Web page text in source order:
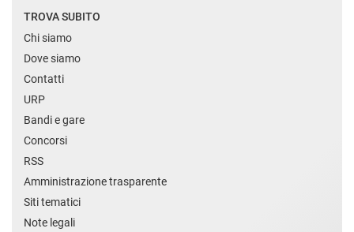
TROVA SUBITO
Chi siamo
Dove siamo
Contatti
URP
Bandi e gare
Concorsi
RSS
Amministrazione trasparente
Siti tematici
Note legali